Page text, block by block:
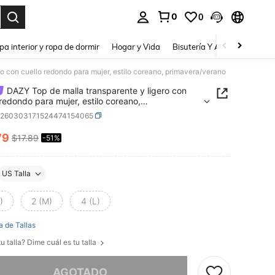
0 0
interior y ropa de dormir Hogar y Vida Bisutería Y Accesorios
con cuello redondo para mujer, estilo coreano, primavera/verano
DAZY Top de malla transparente y ligero con
para mujer, estilo coreano,
verano
AND AVAILABILITY
$17.89 -51%
US Talla
2 (M) 4 (L)
de Tallas
talla? Dime cuál es tu talla
AGOTADO
este producto está agotado.